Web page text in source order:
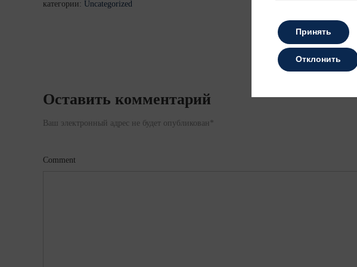
категории: Uncategorized
Оставить комментарий
Ваш электронный адрес не будет опубликован *
Comment
Принять
Отклонить